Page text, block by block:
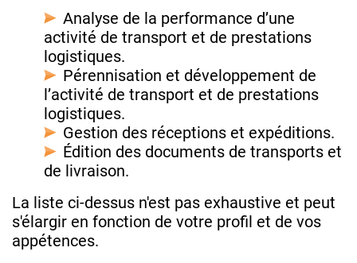
Analyse de la performance d’une
activité de transport et de prestations
logistiques.
Pérennisation et développement de
l’activité de transport et de prestations
logistiques.
Gestion des réceptions et expéditions.
Édition des documents de transports et
de livraison.
La liste ci-dessus n'est pas exhaustive et peut
s'élargir en fonction de votre profil et de vos
appétences.